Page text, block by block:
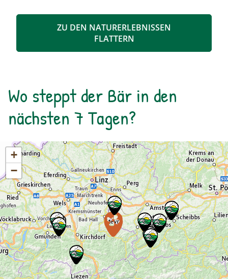
ZU DEN NATURERLEBNISSEN
FLATTERN
Wo steppt der Bär in den
nächsten 7 Tagen?
+
−